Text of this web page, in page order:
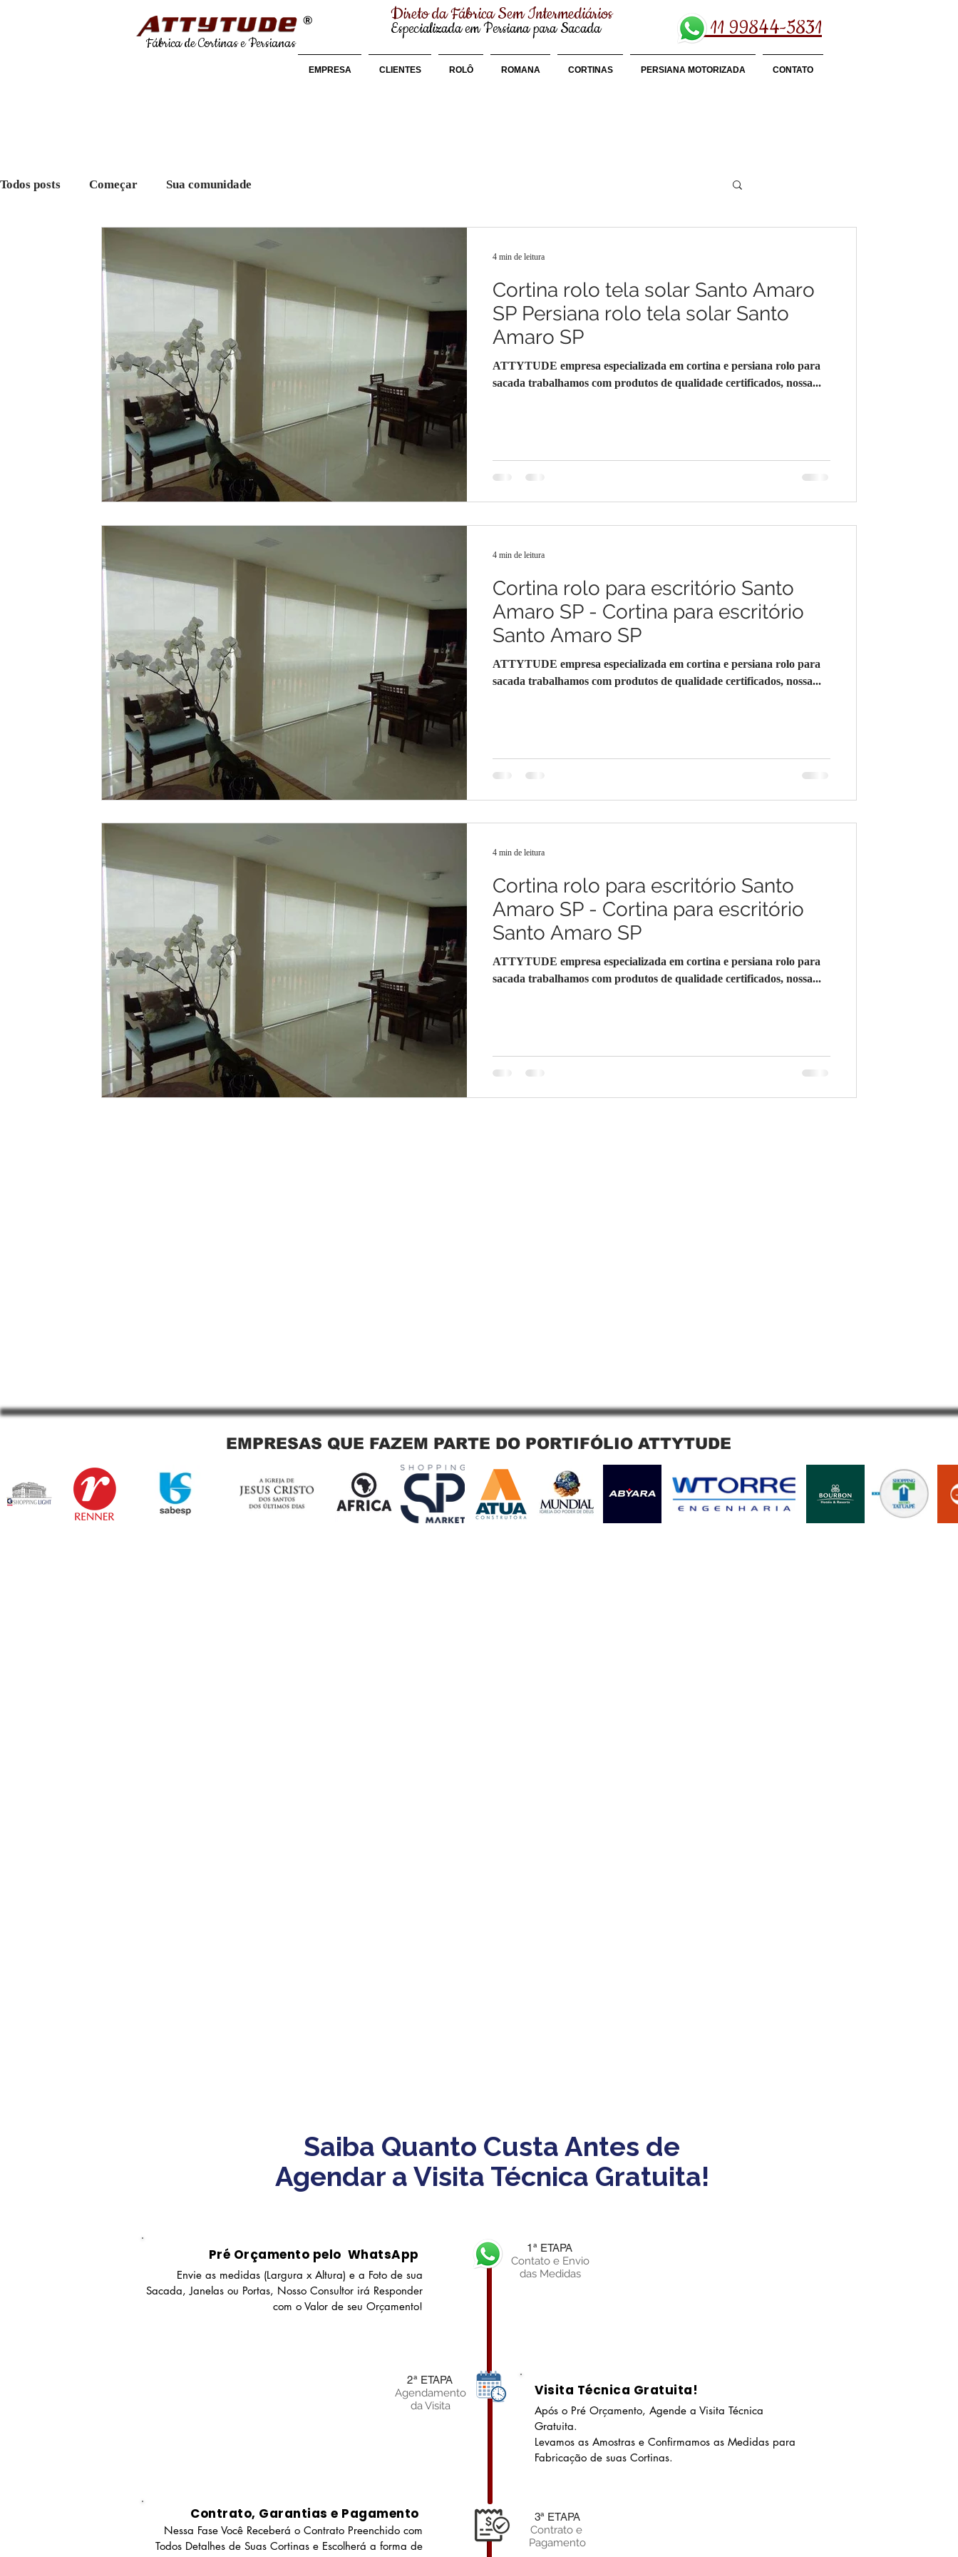
Fábrica de Cortinas e Persianas
® Direto da Fábrica Sem Intermediários
Especializada em Persiana para Sacada 11 99844-5831
EMPRESA CLIENTES ROLÔ ROMANA CORTINAS PERSIANA MOTORIZADA CONTATO
Todos posts Começar Sua comunidade
Cortina rolo tela solar Santo Amaro
SP Persiana rolo tela solar Santo
Amaro SP
ATTYTUDE empresa especializada em cortina e persiana rolo para
sacada trabalhamos com produtos de qualidade certificados, nossa...
4 min de leitura
Cortina rolo para escritório Santo
Amaro SP - Cortina para escritório
Santo Amaro SP
ATTYTUDE empresa especializada em cortina e persiana rolo para
sacada trabalhamos com produtos de qualidade certificados, nossa...
4 min de leitura
Cortina rolo para escritório Santo
Amaro SP - Cortina para escritório
Santo Amaro SP
ATTYTUDE empresa especializada em cortina e persiana rolo para
sacada trabalhamos com produtos de qualidade certificados, nossa...
4 min de leitura
EMPRESAS QUE FAZEM PARTE DO PORTIFÓLIO ATTYTUDE
Saiba Quanto Custa Antes de
Agendar a Visita Técnica Gratuita!
Pré Orçamento pelo WhatsApp
Envie as medidas (Largura x Altura) e a Foto de sua
Sacada, Janelas ou Portas, Nosso Consultor irá Responder
com o Valor de seu Orçamento!
1ª ETAPA
Contato e Envio
das Medidas
2ª ETAPA
Agendamento
da Visita
Contrato, Garantias e Pagamento
Nessa Fase Você Receberá o Contrato Preenchido com
Todos Detalhes de Suas Cortinas e Escolherá a forma de
Visita Técnica Gratuita!
Após o Pré Orçamento, Agende a Visita Técnica
Gratuita.
Levamos as Amostras e Confirmamos as Medidas para
Fabricação de suas Cortinas.
3ª ETAPA
Contrato e
Pagamento